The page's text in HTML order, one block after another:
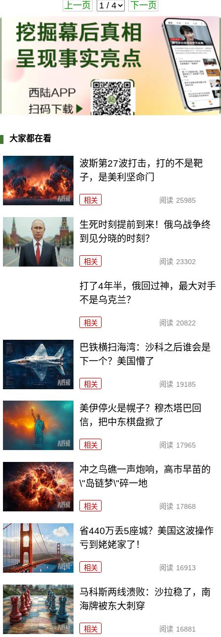
上一页 下一页
大家都在看
波斯第27波打击，打的不是靶
子，是美利坚命门
相关 阅读 25985
生死时刻提前到来！俄乌战争终
到见分晓的时刻？
相关 阅读 23302
打了4年半，俄回过神，最大对手
不是乌克兰？
相关 阅读 20822
巴铁横扫海湾：沙科之后谁会是
下一个？美国懵了
相关 阅读 19185
美伊停火是幌子？穆杰塔巴回
信，把中东棋盘掀了
相关 阅读 17965
冲之鸟礁一声炮响，高市早苗的
\"岛链梦\"碎一地
相关 阅读 17868
省440万丢5座城？美国这波操作
亏到姥姥家了！
相关 阅读 16913
马科斯两线溃败：沙拉稳了，南
海牌被东大刺穿
相关 阅读 16881